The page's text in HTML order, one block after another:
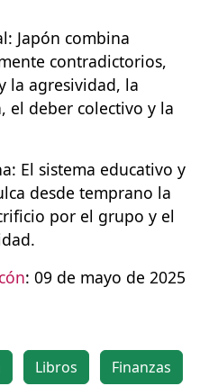
Japón combina
contradictorios,
la agresividad, la
el deber colectivo y la
El sistema educativo y
desde temprano la
por el grupo y el
: 09 de mayo de 2025
Libros
Finanzas